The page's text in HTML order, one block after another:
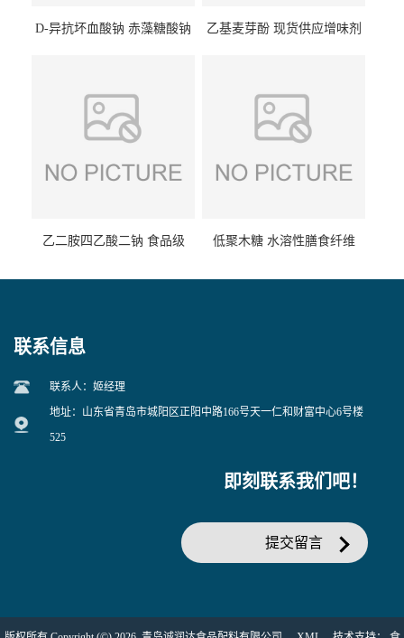
D-异抗坏血酸钠 赤藻糖酸钠
乙基麦芽酚 现货供应增味剂
乙二胺四乙酸二钠 食品级
低聚木糖 水溶性膳食纤维
联系信息
联系人：姬经理
地址：山东省青岛市城阳区正阳中路166号天一仁和财富中心6号楼
525
即刻联系我们吧！
提交留言